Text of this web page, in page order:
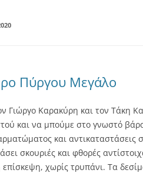
Πύργου Μεγάλο
Γιώργο Καρακύρη και τον Τάκη
και να μπούμε στο γνωστό
και
σκουριές και φθορές
χωρίς τρυπάνι. Τα